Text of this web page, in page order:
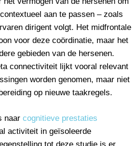
aan te passen – zoals
dirigent volgt. Het midfrontale
voor deze coördinatie, maar het
gebieden van de hersenen.
connectiviteit lijkt vooral relevant
worden genomen, maar niet
op nieuwe taakregels.
naar cognitieve prestaties
activiteit in geïsoleerde